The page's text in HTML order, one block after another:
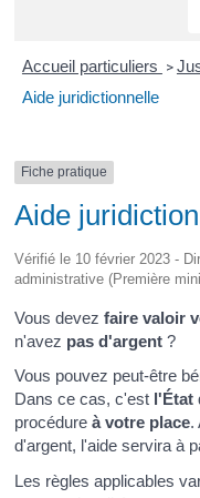
Accueil particuliers >
Aide juridictionnelle
Fiche pratique
Aide
Vérifié le 10 février 2023 -
administrative (Première
Vous devezfaire valoir
n'avez pas d'argent ?
Vous pouvez peut-être
Dans ce cas, c'est l'État
procédureà votre place.
d'argent, l'aide servira à
Les règles applicables